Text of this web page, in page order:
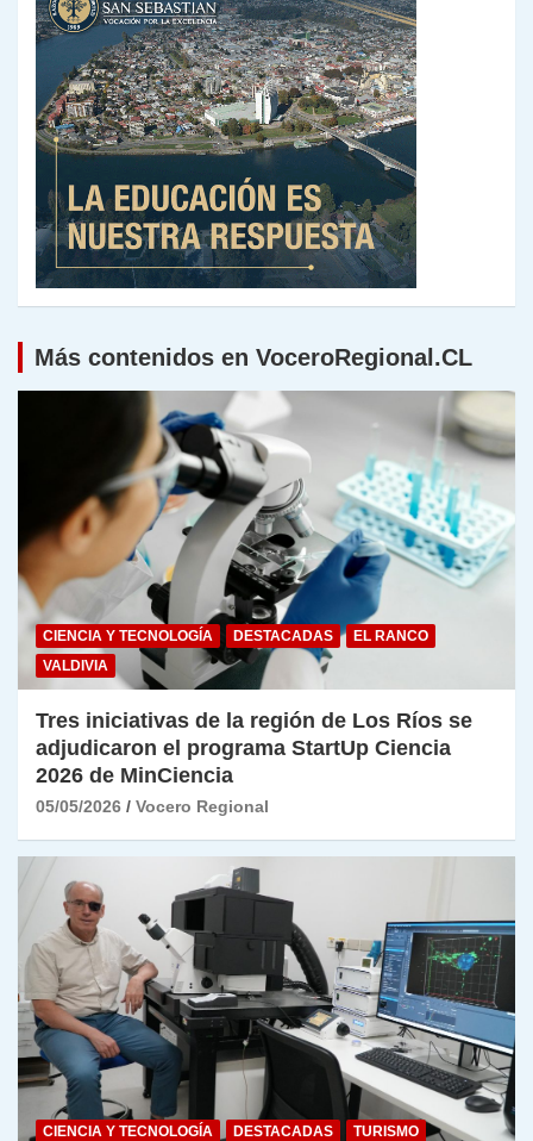
Más contenidos en VoceroRegional.CL
CIENCIA Y TECNOLOGÍA DESTACADAS
EL RANCO
VALDIVIA
Tres iniciativas de la región de Los Ríos se
adjudicaron el programa StartUp Ciencia
2026 de MinCiencia
05/05/2026 Vocero Regional
CIENCIA Y TECNOLOGÍA DESTACADAS TURISMO